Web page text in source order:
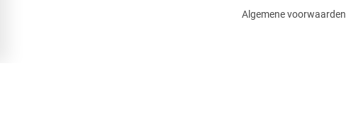
Algemene voorwaarden